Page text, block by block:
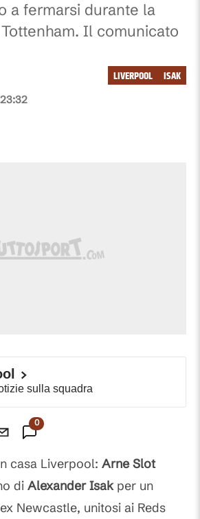
a fermarsi durante la
Il comunicato
ISAK
LIVERPOOL
sulla squadra
0
casa Liverpool: Arne Slot
di Alexander Isakper un
Newcastle, unitosi ai Reds